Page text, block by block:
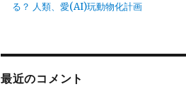
る？ 人類、愛(AI)玩動物化計画
最近のコメント